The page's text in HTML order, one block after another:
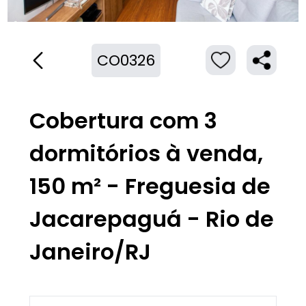
CO0326
Cobertura com 3
dormitórios à venda,
150 m² - Freguesia de
Jacarepaguá - Rio de
Janeiro/RJ